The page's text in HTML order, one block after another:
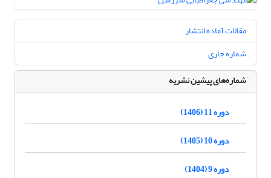
مقالات آماده انتشار
شماره جاری
شماره‌های پیشین نشریه
دوره 11 (1406)
دوره 10 (1405)
دوره 9 (1404)